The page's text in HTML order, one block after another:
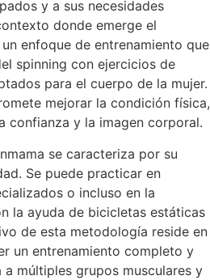
y a sus necesidades
donde emerge el
un enfoque de entrenamiento que
spinning con ejercicios de
para el cuerpo de la mujer.
mejorar la condición física,
confianza y la imagen corporal.
se caracteriza por su
Se puede practicar en
o incluso en la
la ayuda de bicicletas estáticas
de esta metodología reside en
un entrenamiento completo y
múltiples grupos musculares y